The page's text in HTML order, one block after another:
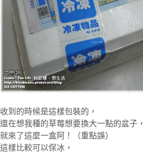
收到的時候是這樣包裝的，
還在想我種的草莓想要換大一點的盆子，
就來了這麼一盒阿！（重點誤）
這樣比較可以保冰，